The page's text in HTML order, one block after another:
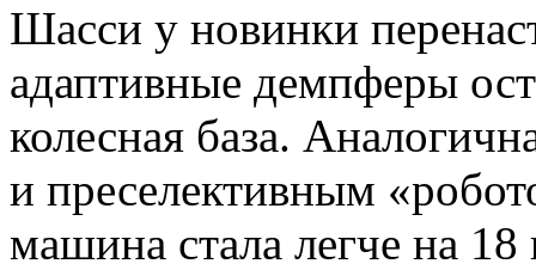
Шасси у новинки
адаптивные демпферы
колесная база.
и преселективным
машина стала легче на